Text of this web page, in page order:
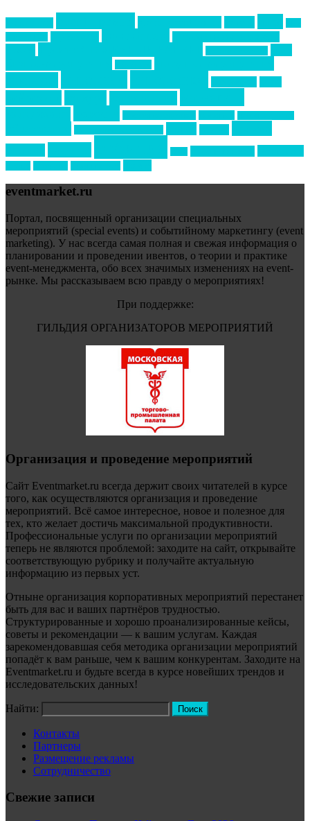
eventmarket.ru
Портал, посвященный организации специальных
мероприятий (special events) и событийному маркетингу (event
marketing). У нас всегда самая полная и свежая информация о
планировании и проведении ивентов, о теории и практике
event-менеджмента, обо всех значимых изменениях на event-
рынке. Мы рассказываем всю правду о мероприятиях!
При поддержке:
ГИЛЬДИЯ ОРГАНИЗАТОРОВ МЕРОПРИЯТИЙ
Организация и проведение мероприятий
Сайт Eventmarket.ru всегда держит своих читателей в курсе
того, как осуществляются организация и проведение
мероприятий. Всё самое интересное, новое и полезное для
тех, кто желает достичь максимальной продуктивности.
Профессиональные услуги по организации мероприятий
теперь не являются проблемой: заходите на сайт, открывайте
соответствующую рубрику и получайте актуальную
информацию из первых уст.
Отныне организация корпоративных мероприятий перестанет
быть для вас и ваших партнёров трудностью.
Структурированные и хорошо проанализированные кейсы,
советы и рекомендации — к вашим услугам. Каждая
зарекомендовавшая себя методика организации мероприятий
попадёт к вам раньше, чем к вашим конкурентам. Заходите на
Eventmarket.ru и будьте всегда в курсе новейших трендов и
исследовательских данных!
Найти:
Контакты
Партнеры
Размещение рекламы
Сотрудничество
Свежие записи